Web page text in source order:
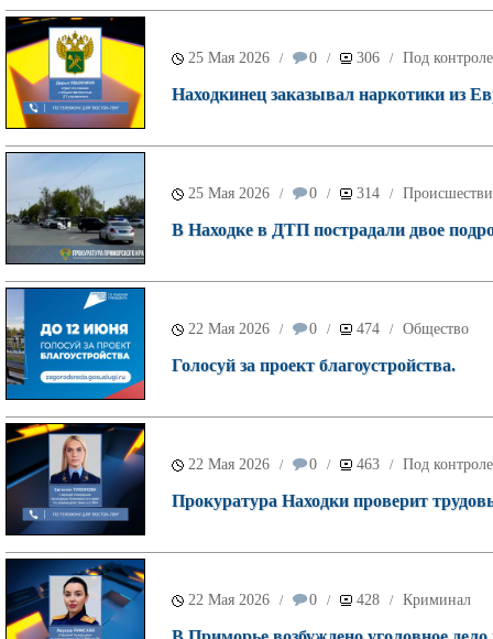
25 Мая 2026 / 0 / 306 / Под
Находкинец заказывал наркотики из
25 Мая 2026 / 0 / 314 /
В Находке в ДТП пострадали двое
22 Мая 2026 / 0 / 474 / Общество
Голосуй за проект благоустройства.
22 Мая 2026 / 0 / 463 / Под
Прокуратура Находки проверит
22 Мая 2026 / 0 / 428 / Криминал